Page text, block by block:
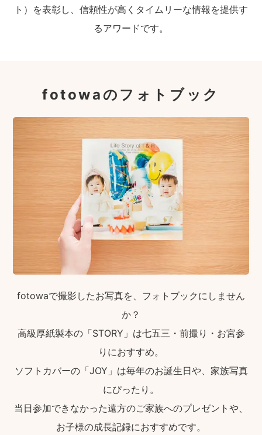
ト）を表彰し、信頼性が高くタイムリーな情報を提供す
るアワードです。
fotowaのフォトブック
fotowaで撮影したお写真を、フォトブックにしません
か？
高級厚紙製本の「STORY」は七五三・前撮り・お宮参
りにおすすめ。
ソフトカバーの「JOY」は毎年のお誕生日や、家族写真
にぴったり。
当日参加できなかった遠方のご家族へのプレゼントや、
お子様の成長記録におすすめです。